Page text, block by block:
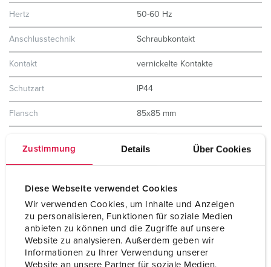
Zustimmung Details Über Cookies
Diese Webseite verwendet Cookies
Wir verwenden Cookies, um Inhalte und Anzeigen
zu personalisieren, Funktionen für soziale Medien
anbieten zu können und die Zugriffe auf unsere
Website zu analysieren. Außerdem geben wir
Informationen zu Ihrer Verwendung unserer
Website an unsere Partner für soziale Medien,
Hertz 50-60 Hz
Anschlusstechnik Schraubkontakt
Kontakt vernickelte Kontakte
Schutzart IP44
Flansch 85x85 mm
Neigung 20 °
Gewicht 222 g
Prüfzeichen EAC